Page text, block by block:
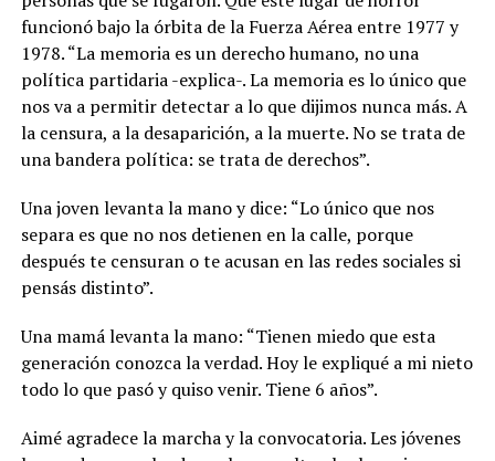
funcionó bajo la órbita de la Fuerza Aérea entre 1977 y
1978. “La memoria es un derecho humano, no una
política partidaria -explica-. La memoria es lo único que
nos va a permitir detectar a lo que dijimos nunca más. A
la censura, a la desaparición, a la muerte. No se trata de
una bandera política: se trata de derechos”.
Una joven levanta la mano y dice: “Lo único que nos
separa es que no nos detienen en la calle, porque
después te censuran o te acusan en las redes sociales si
pensás distinto”.
Una mamá levanta la mano: “Tienen miedo que esta
generación conozca la verdad. Hoy le expliqué a mi nieto
todo lo que pasó y quiso venir. Tiene 6 años”.
Aimé agradece la marcha y la convocatoria. Les jóvenes